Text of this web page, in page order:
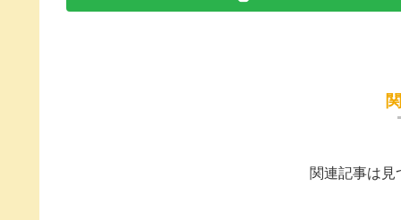
関連記事は見